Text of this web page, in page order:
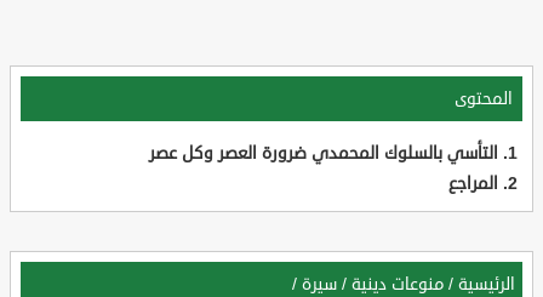
المحتوى
التأسي بالسلوك المحمدي ضرورة العصر وكل عصر
المراجع
الرئيسية / منوعات دينية / سيرة /